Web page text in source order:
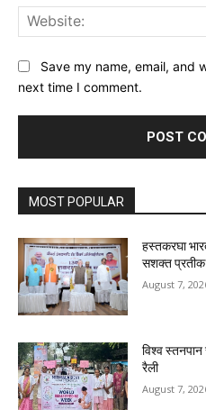
Save my name, email, and
next time I comment.
MOST POPULAR
हस्तकरघा
सशक्त प्रतीक
August 7,
विश्व
रैली
August 7,